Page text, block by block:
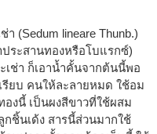
(Sedum lineare Thunb.)
ระสานทองหรือโบแรกซ์)
เช่า ก็เอาน้ำคั้นจากต้นนี้พอ
ยบ คนให้ละลายหมด ใช้อม
งนี้ เป็นผงสีขาวที่ใช้ผสม
ชิ้นเด้ง สารนี้ส่วนมากใช้